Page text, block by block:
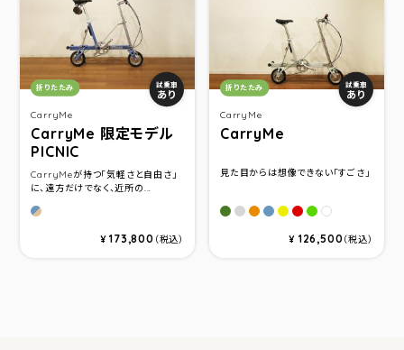
CarryMe
CarryMe 限定モデル
PICNIC
カテゴリ：
折りたたみ 試乗車
あり
CarryMeが持つ「気軽さと自由さ」
に、遠方だけでなく、近所の...
マットディスタントブルー＆ベージュ
¥173,800 （税込）
CarryMe
CarryMe
カテゴリ：
折りたたみ 試乗車
あり
見た目からは想像できない「すごさ」
マットオリ－ブグリ－ン
ルナグレイ ソリッド
オレンジ
ブル－
イエロ－
レッド
グリ－ン
ホワイト
¥ 126,500（税込）